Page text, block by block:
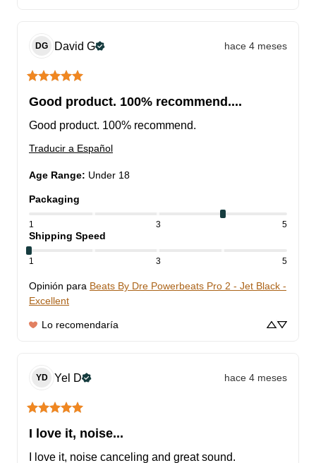
DG David G hace 4 meses
Good product. 100% recommend....
Good product. 100% recommend.
Traducir a Español
Age Range: Under 18
Packaging
1 3 5
Shipping Speed
1 3 5
Opinión para Beats By Dre Powerbeats Pro 2 - Jet Black -
Excellent
Lo recomendaría
YD Yel D hace 4 meses
I love it, noise...
I love it, noise canceling and great sound.